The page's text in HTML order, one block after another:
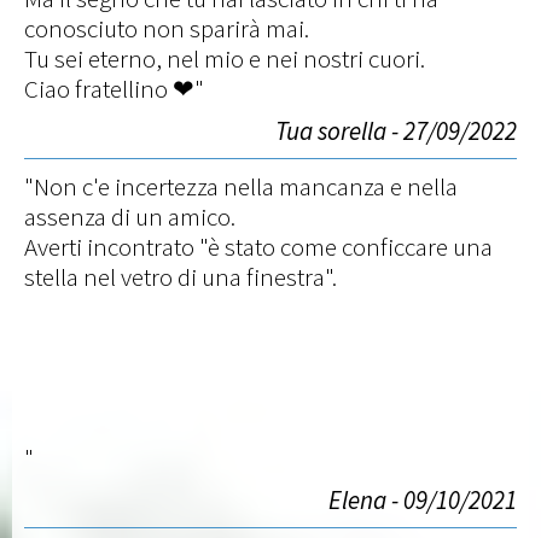
conosciuto non sparirà mai.
Tu sei eterno, nel mio e nei nostri cuori.
Ciao fratellino ❤"
Tua sorella - 27/09/2022
"Non c'e incertezza nella mancanza e nella
assenza di un amico.
Averti incontrato "è stato come conficcare una
stella nel vetro di una finestra".
"
Elena - 09/10/2021